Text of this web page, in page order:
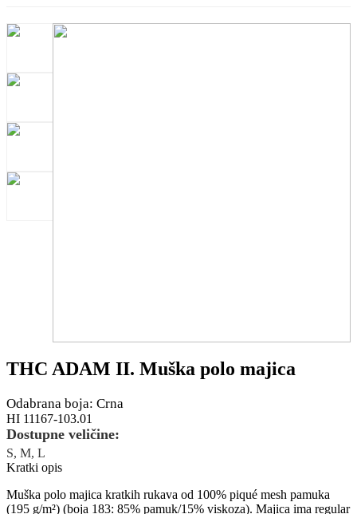
THC ADAM II. Muška polo majica
Odabrana boja: Crna
HI 11167-103.01
Dostupne veličine:
S, M, L
Kratki opis
Muška polo majica kratkih rukava od 100% piqué mesh pamuka
(195 g/m²) (boja 183: 85% pamuk/15% viskoza). Majica ima regular